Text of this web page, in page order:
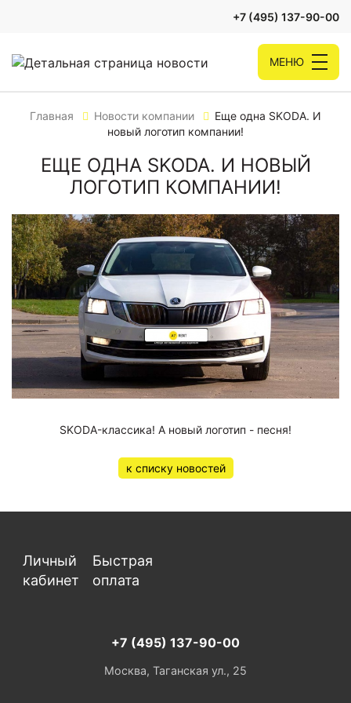
+7 (495) 137-90-00
МЕНЮ
Главная Новости компании
Еще одна SKODA. И
новый логотип компании!
ЕЩЕ ОДНА SKODA. И НОВЫЙ
ЛОГОТИП КОМПАНИИ!
SKODA-классика! А новый логотип - песня!
к списку новостей
Личный
кабинет
Быстрая
оплата
+7 (495) 137-90-00
Москва, Таганская ул., 25